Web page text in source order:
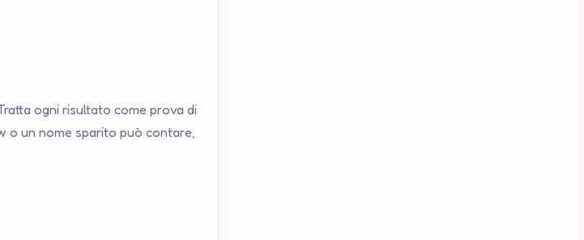
ogni risultato come prova di
o un nome sparito può contare,